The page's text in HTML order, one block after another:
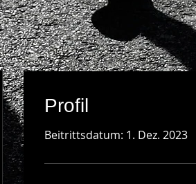
Profil
Beitrittsdatum: 1. Dez. 2023